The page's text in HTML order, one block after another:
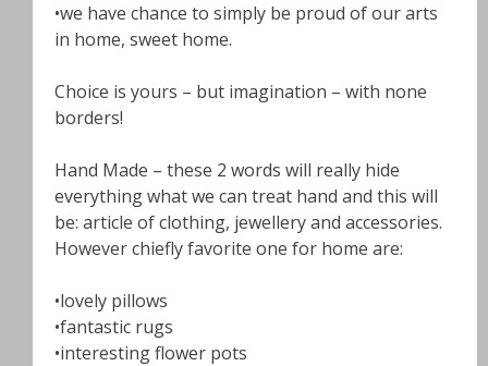
•we have chance to simply be proud of our arts
in home, sweet home.
Choice is yours – but imagination – with none
borders!
Hand Made – these 2 words will really hide
everything what we can treat hand and this will
be: article of clothing, jewellery and accessories.
However chiefly favorite one for home are:
•lovely pillows
•fantastic rugs
•interesting flower pots